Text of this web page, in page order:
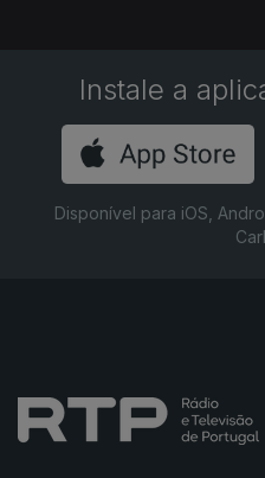
Instale a
Disponível para iOS,